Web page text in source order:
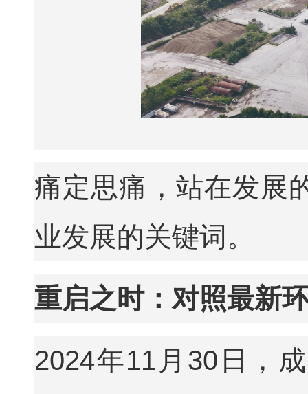
痛定思痛，站在发展
业发展的关键词。
重启之时：对照最新
2024年11月30日，